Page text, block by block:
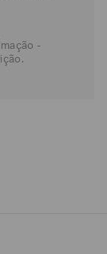
-